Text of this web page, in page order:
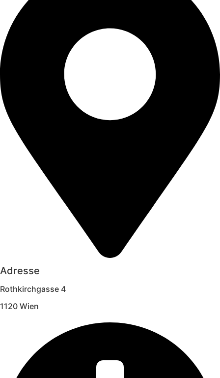
Adresse
Rothkirchgasse 4
1120 Wien